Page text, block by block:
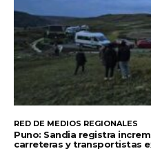
RED DE MEDIOS REGIONALES
Puno: Sandia registra
carreteras y transportistas